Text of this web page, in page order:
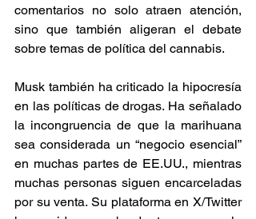
comentarios no solo atraen atención,
sino que también aligeran el debate
sobre temas de política del cannabis.
Musk también ha criticado la hipocresía
en las políticas de drogas. Ha señalado
la incongruencia de que la marihuana
sea considerada un “negocio esencial”
en muchas partes de EE.UU., mientras
muchas personas siguen encarceladas
por su venta. Su plataforma en X/Twitter